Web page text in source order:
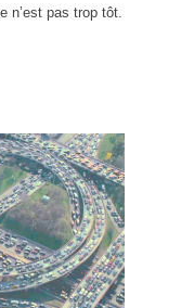
n’est pas trop tôt.